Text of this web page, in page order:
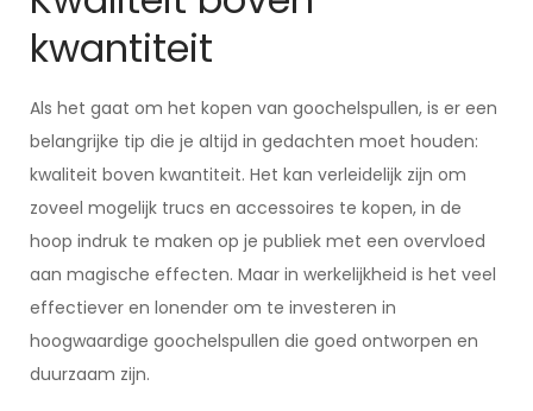
kwantiteit
Als het gaat om het kopen van goochelspullen, is er een
belangrijke tip die je altijd in gedachten moet houden:
kwaliteit boven kwantiteit. Het kan verleidelijk zijn om
zoveel mogelijk trucs en accessoires te kopen, in de
hoop indruk te maken op je publiek met een overvloed
aan magische effecten. Maar in werkelijkheid is het veel
effectiever en lonender om te investeren in
hoogwaardige goochelspullen die goed ontworpen en
duurzaam zijn.